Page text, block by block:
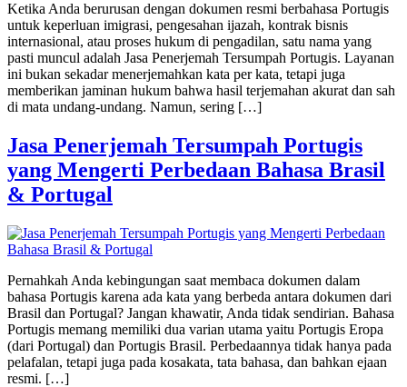
Ketika Anda berurusan dengan dokumen resmi berbahasa Portugis
untuk keperluan imigrasi, pengesahan ijazah, kontrak bisnis
internasional, atau proses hukum di pengadilan, satu nama yang
pasti muncul adalah Jasa Penerjemah Tersumpah Portugis. Layanan
ini bukan sekadar menerjemahkan kata per kata, tetapi juga
memberikan jaminan hukum bahwa hasil terjemahan akurat dan sah
di mata undang-undang. Namun, sering […]
Jasa Penerjemah Tersumpah Portugis
yang Mengerti Perbedaan Bahasa Brasil
& Portugal
Pernahkah Anda kebingungan saat membaca dokumen dalam
bahasa Portugis karena ada kata yang berbeda antara dokumen dari
Brasil dan Portugal? Jangan khawatir, Anda tidak sendirian. Bahasa
Portugis memang memiliki dua varian utama yaitu Portugis Eropa
(dari Portugal) dan Portugis Brasil. Perbedaannya tidak hanya pada
pelafalan, tetapi juga pada kosakata, tata bahasa, dan bahkan ejaan
resmi. […]